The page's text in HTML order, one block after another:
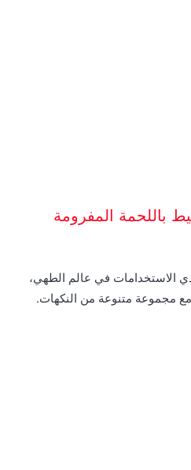
باللحمة المفرومة
الاستخدامات في عالم الطهي،
مجموعة متنوعة من النكهات.